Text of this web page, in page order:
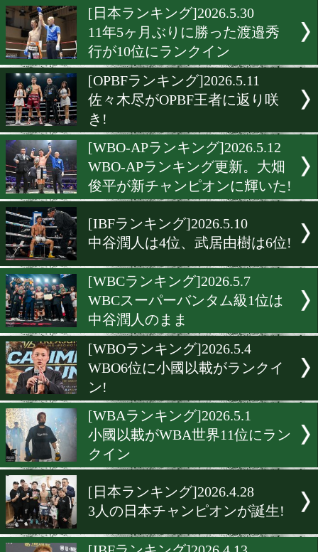
中谷潤人はスーパーバンタ
2位
[OPBFランキング]2026.6.3
佐々木尽がチャンピオン返
[WBAランキング]2026.6.1
バンタム級に動きあり! 堤
は休養王者
[日本ランキング]2026.5.30
11年5ヶ月ぶりに勝った渡
行が10位にランクイン
[OPBFランキング]2026.5.11
佐々木尽がOPBF王者に返
き!
WBO-APランキング更新。
俊平が新チャンピオンに輝
[IBFランキング]2026.5.10
中谷潤人は4位、武居由樹